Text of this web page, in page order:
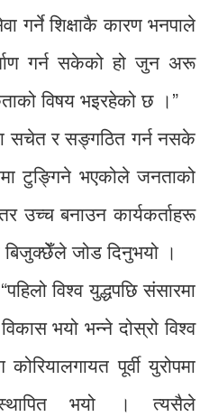
गर्ने शिक्षाकै कारण भनपाले
गर्न सकेको हो जुन अरू
विषय भइरहेको छ ।”
सचेत र सङ्गठित गर्न नसके
टुङ्गिने भएकोले जनताको
उच्च बनाउन कार्यकर्ताहरू
बिजुक्छेँले जोड दिनुभयो ।
विश्व युद्धपछि संसारमा
भयो भन्ने दोस्रो विश्व
पूर्वी युरोपमा
भयो । त्यसैले